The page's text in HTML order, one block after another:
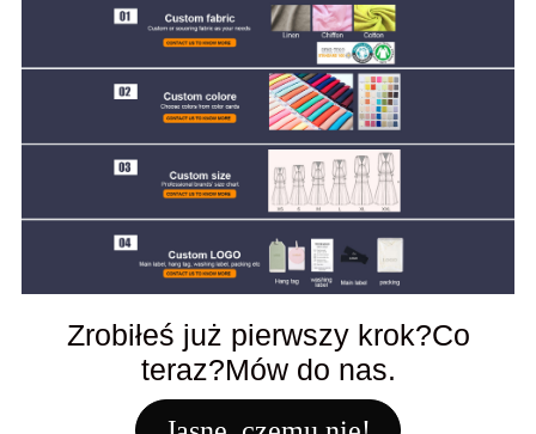
Zrobiłeś już pierwszy krok?Co
teraz?Mów do nas.